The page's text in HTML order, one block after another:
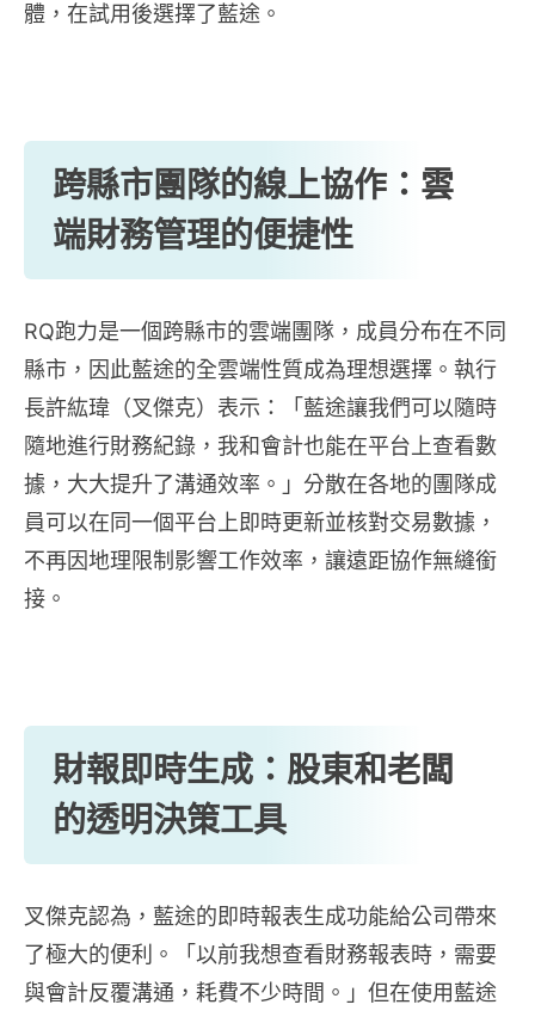
體，在試用後選擇了藍途。
跨縣市團隊的線上協作：雲
端財務管理的便捷性
RQ跑力是一個跨縣市的雲端團隊，成員分布在不同
縣市，因此藍途的全雲端性質成為理想選擇。執行
長許紘瑋（叉傑克）表示：「藍途讓我們可以隨時
隨地進行財務紀錄，我和會計也能在平台上查看數
據，大大提升了溝通效率。」分散在各地的團隊成
員可以在同一個平台上即時更新並核對交易數據，
不再因地理限制影響工作效率，讓遠距協作無縫銜
接。
財報即時生成：股東和老闆
的透明決策工具
叉傑克認為，藍途的即時報表生成功能給公司帶來
了極大的便利。「以前我想查看財務報表時，需要
與會計反覆溝通，耗費不少時間。」但在使用藍途